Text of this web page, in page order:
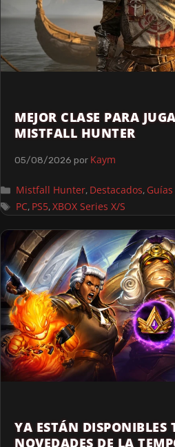
MEJOR CLASE PARA
MISTFALL HUNTER
05/08/2026 por Kaym
Mistfall Hunter, Destacados, Guías
PC, PS5,XBOX Series X/S
YA ESTÁN DISPONIBLES
NOVEDADES DE LA